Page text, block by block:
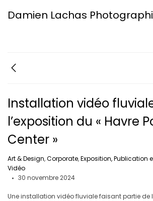
Damien Lachas
Installation vidéo
l’exposition du « Havre
Center »
Art & Design,Corporate,Exposition, Publication
Vidéo
30 novembre 2024
Une installation vidéo fluviale faisant partie de